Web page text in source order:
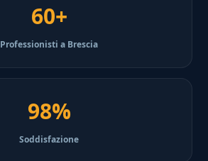
60+
Professionisti a Brescia
98%
Soddisfazione